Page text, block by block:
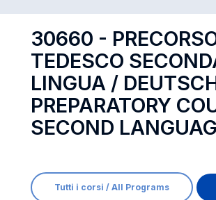
30660 -
TEDESCO
LINGUA /
PREPARATORY
SECOND
Tutti i corsi / All Programs